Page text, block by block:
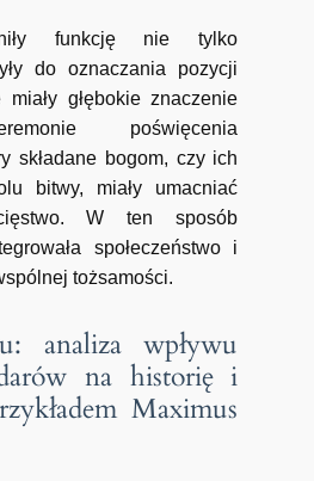
funkcję nie tylko
do oznaczania pozycji
głębokie znaczenie
poświęcenia
składane bogom, czy ich
bitwy, miały umacniać
W ten sposób
społeczeństwo i
tożsamości.
analiza wpływu
na historię i
Maximus